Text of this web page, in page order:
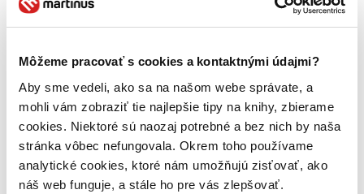
Môžeme pracovať s cookies a kontaktnými údajmi?
Aby sme vedeli, ako sa na našom webe správate, a
mohli vám zobraziť tie najlepšie tipy na knihy, zbierame
cookies. Niektoré sú naozaj potrebné a bez nich by naša
stránka vôbec nefungovala. Okrem toho používame
analytické cookies, ktoré nám umožňujú zisťovať, ako
náš web funguje, a stále ho pre vás zlepšovať.
Dostupnosť
na centrálnom sklade (0 titulov)na centrálnom sklade
pripravujeme (0 titulov)pripravujeme
vypredaných)
Nové / čítané
čítaná (0 titulov)čítaná
čítaná - výborný stav (0 titulov)čítaná - výborný stav
čítaná - mierne opotrebovaná (0 titulov)čítaná - mierne